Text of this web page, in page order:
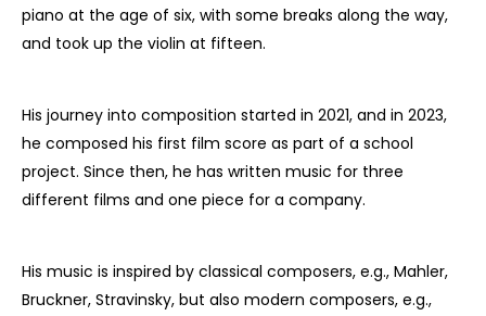
piano at the age of six, with some breaks along the way,
and took up the violin at fifteen.
His journey into composition started in 2021, and in 2023,
he composed his first film score as part of a school
project. Since then, he has written music for three
different films and one piece for a company.
His music is inspired by classical composers, e.g., Mahler,
Bruckner, Stravinsky, but also modern composers, e.g.,